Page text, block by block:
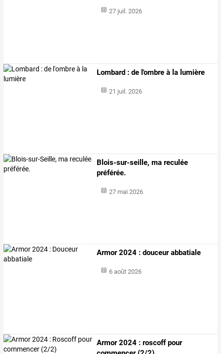
27 juil. 2026
Lombard : de l'ombre à la lumière
21 juil. 2026
Blois-sur-seille, ma reculée
préférée.
27 mai 2026
Armor 2024 : douceur abbatiale
6 août 2026
Armor 2024 : roscoff pour